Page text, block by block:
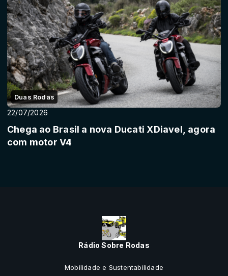
Duas Rodas
22/07/2026
Chega ao Brasil a nova Ducati XDiavel, agora
com motor V4
Rádio Sobre Rodas
Mobilidade e Sustentabilidade